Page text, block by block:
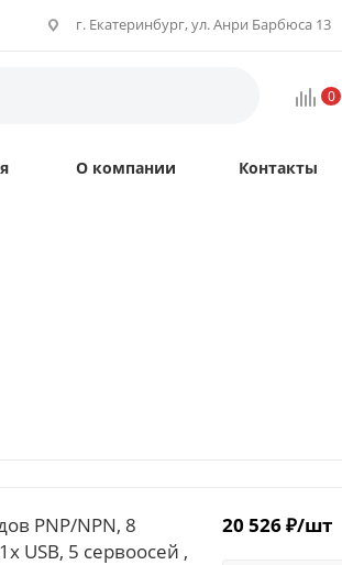
г. Екатеринбург, ул. Анри Барбюса 13
0
О компании Контакты
PNP/NPN, 8
USB, 5 сервоосей ,
20 526₽/шт